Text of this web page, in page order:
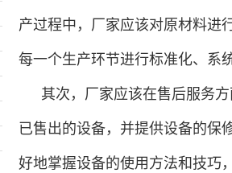
产过程中，厂家应该对原材料进
每一个生产环节进行标准化、系
其次，厂家应该在售后服务
已售出的设备，并提供设备的保
好地掌握设备的使用方法和技巧